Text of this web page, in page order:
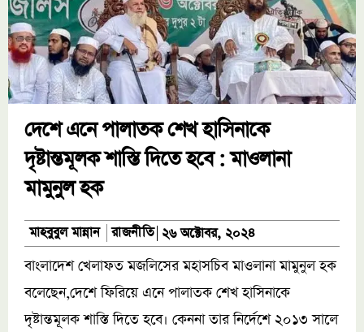
দেশে এনে পালাতক শেখ হাসিনাকে
দৃষ্টান্তমূলক শাস্তি দিতে হবে : মাওলানা
মামুনুল হক
মাহবুবুল মান্নান রাজনীতি ২৬ অক্টোবর, ২০২৪
বাংলাদেশ খেলাফত মজলিসের মহাসচিব মাওলানা মামুনুল হক
বলেছেন,দেশে ফিরিয়ে এনে পালাতক শেখ হাসিনাকে
দৃষ্টান্তমূলক শাস্তি দিতে হবে। কেননা তার নির্দেশে ২০১৩ সালে